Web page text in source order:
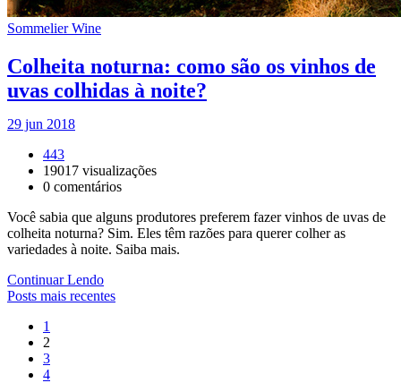
Sommelier Wine
Colheita noturna: como são os vinhos de
uvas colhidas à noite?
29 jun 2018
443
19017 visualizações
0 comentários
Você sabia que alguns produtores preferem fazer vinhos de uvas de
colheita noturna? Sim. Eles têm razões para querer colher as
variedades à noite. Saiba mais.
Continuar Lendo
Posts mais recentes
1
2
3
4